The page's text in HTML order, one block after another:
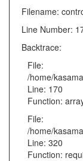
Filename:
Line Number:
Backtrace:
File:
/home/
Line: 170
Function:
File:
/home/
Line: 320
Function: